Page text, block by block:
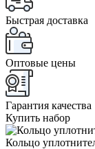
Быстрая доставка
Оптовые цены
Гарантия качества
Купить набор
Кольцо